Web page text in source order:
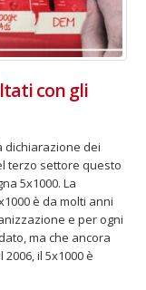
con gli
dichiarazione dei
terzo settore questo
5x1000. La
è da molti anni
e per ogni
ma che ancora
il 5x1000 è